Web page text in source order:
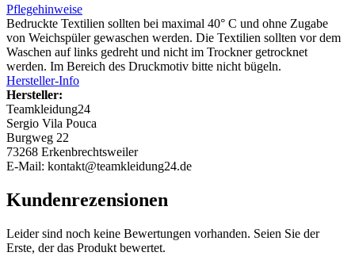
Pflegehinweise
Bedruckte Textilien sollten bei maximal 40° C und ohne Zugabe
von Weichspüler gewaschen werden. Die Textilien sollten vor dem
Waschen auf links gedreht und nicht im Trockner getrocknet
werden. Im Bereich des Druckmotiv bitte nicht bügeln.
Hersteller-Info
Hersteller:
Teamkleidung24
Sergio Vila Pouca
Burgweg 22
73268 Erkenbrechtsweiler
E-Mail: kontakt@teamkleidung24.de
Kundenrezensionen
Leider sind noch keine Bewertungen vorhanden. Seien Sie der
Erste, der das Produkt bewertet.